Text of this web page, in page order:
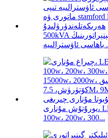
500kVA لىق سۈكۈت دىزېل گېنېراتورىنىڭ
...
يورۇتۇش مۇنارى، LED، مېتال گالىدلىق چىراغ
100w، 200w، 300...